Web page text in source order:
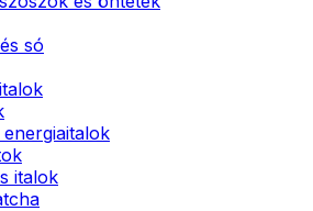
só
energiaitalok
italok